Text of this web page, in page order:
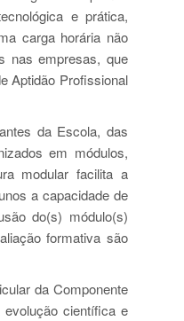
e prática,
carga horária não
nas empresas, que
Aptidão Profissional
da Escola, das
em módulos,
modular facilita a
a capacidade de
do(s) módulo(s)
formativa são
da Componente
científica e